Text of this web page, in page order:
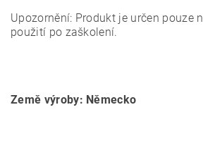
Upozornění: Produkt je určen pouze
použití po zaškolení.
Země výroby: Německo